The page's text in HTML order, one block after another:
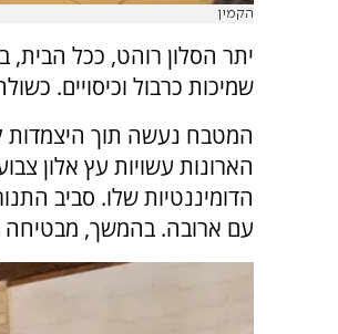
הקמין
יתר הסלון רוהט, ככל הבית,
שמיכות כרבול וכיסויים.
המטבח נעשה תוך היצמדות
הארונות עשויות עץ אלון
הדומיננטיות שלו. סביב
עם ארובה. בהמשך, מבטיחה